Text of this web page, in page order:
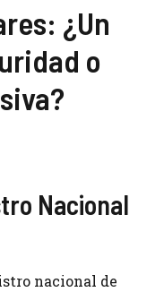
¿Un
o
Nacional
nacional de